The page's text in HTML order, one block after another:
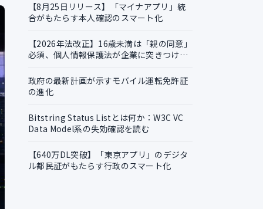
【8月25日リリース】「マイナアプリ」統
合がもたらす本人確認のスマート化
【2026年法改正】16歳未満は「親の同意」
必須、個人情報保護法が企業に突きつける
政府の最新計画が示すモバイル運転免許証
の進化
Bitstring Status Listとは何か：W3C VC
Data Model系の失効確認を読む
【640万DL突破】「東京アプリ」のデジタ
ル都民証がもたらす行政のスマート化